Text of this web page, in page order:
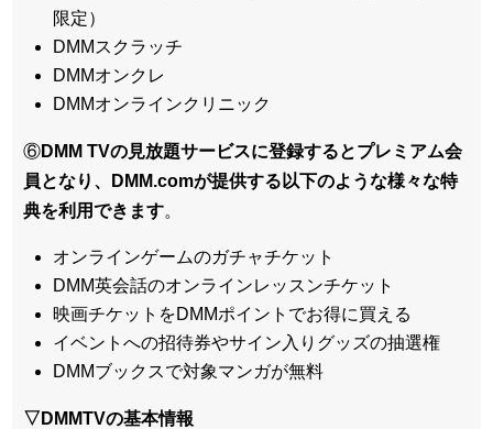
限定）
DMMスクラッチ
DMMオンクレ
DMMオンラインクリニック
⑥DMM TVの見放題サービスに登録するとプレミアム会
員となり、DMM.comが提供する以下のような様々な特
典を利用できます。
オンラインゲームのガチャチケット
DMM英会話のオンラインレッスンチケット
映画チケットをDMMポイントでお得に買える
イベントへの招待券やサイン入りグッズの抽選権
DMMブックスで対象マンガが無料
▽DMMTVの基本情報